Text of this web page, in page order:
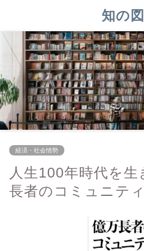
知の
経済・社会情勢
人生100年時代を
長者のコミュニテ